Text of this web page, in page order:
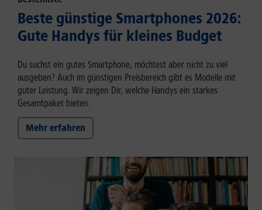
Beste günstige Smartphones 2026:
Gute Handys für kleines Budget
Du suchst ein gutes Smartphone, möchtest aber nicht zu viel
ausgeben? Auch im günstigen Preisbereich gibt es Modelle mit
guter Leistung. Wir zeigen Dir, welche Handys ein starkes
Gesamtpaket bieten.
Mehr erfahren